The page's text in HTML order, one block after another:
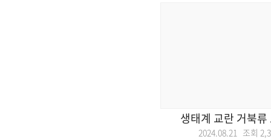
생태계 교란 거북
2024.08.21 조회